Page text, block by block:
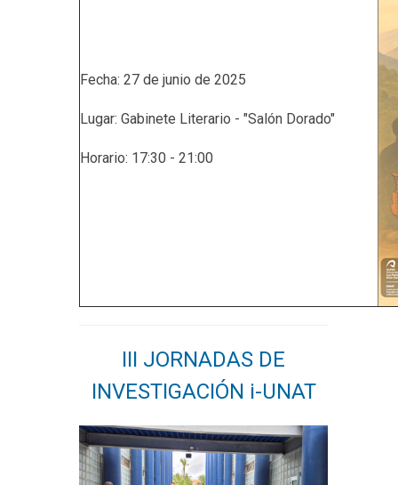
Fecha: 27 de junio de 2025
Lugar: Gabinete Literario - "Salón Dorado"
Horario: 17:30 - 21:00
III JORNADAS DE
INVESTIGACIÓN i-UNAT